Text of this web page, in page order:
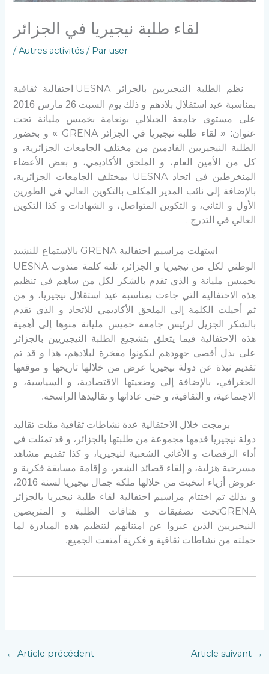
لقاء طلبة نيجيريا في الجزائر
/Autres activités / Paruser
نظم الطلبة النيجيريين بالجزائرUESNA
احتفالية ثقافية
بمناسبة عيد استقلال بلادهم و ذلك يوم السبت 26مارس 2016
على مستوى جامعة الجيلالي بونعامة بخميس مليانة تحت
عنوان: « لقاء طلبة نيجيريا في الجزائرGRENA » و بحضور
الطلبة النيجيريين القادمين من مختلف الجامعات الجزائرية، و
كل من الأمين العام، و الملحق الأكاديمي، و بعض الأعضاء
المنخرطين في اتحادUESNA
بمختلف الجامعات الجزائرية،
بالإضافة إلى نائب المدير المكلف بالتكوين العالي في الطورين
الأول و الثاني، و التكوين المتواصل، و الشهادات و كذا التكوين
العالي في التدرج .
استهلت مراسيم احتفاليةGRENA بالاستماع للنشيد
الوطني لكل من نيجيريا و الجزائر، تلته كلمة مندوب UESNA
بخميس مليانة و الذي تقدم بالشكر لكل من ساهم في تنظيم
هذه الاحتفالية التي جاءت بمناسبة عيد استقلال نيجيريا، و من
ثم أحيلت الكلمة إلى الملحق الأكاديمي للاتحاد و الذي تقدم
بالشكر الجزيل لرئيس جامعة خميس مليانة منوها إلى أهمية
هذه الاحتفالية فيما يتعلق بتشجيع الطلبة النيجيريين بالجزائر
على بذل أقصى جهودهم ليكونوا مفخرة لبلادهم، هذا و قد تم
تقديم نبذة عن دولة نيجيريا عرض من خلالها تاريخها و موقعها
الجغرافي، بالإضافة إلى وضعيتها الاقتصادية، و السياسية، و
الاجتماعية، و الثقافية، و حتى عاداتها و تقاليدها الراسخة.
برمجت خلال الاحتفالية عدة نشاطات ثقافية مثلت تقاليد
دولة نيجيريا قدمها مجموعة من طلبتها بالجزائر، و قد تمثلت في
أداء الرقصات و الأغاني الشعبية لنيجيريا، و كذا تقديم مشاهد
مسرحية هزلية، و إلقاء قصائد الشعر، و إقامة مسابقة فكرية و
عروض أزياء انتخبت من خلالها ملكة جمال نيجيريا لسنة 2016،
و بذلك تم اختتام مراسيم احتفالية لقاء طلبة نيجيريا بالجزائر
GRENAتحت تصفيقات و هتافات الطلبة و المتربصين
النيجيريين الذين عبروا عن امتنانهم لتنظيم هذه المبادرة لما
حملته من نشاطات ثقافية و فكرية أمتعت الجميع.
← Article précédent Article suivant →